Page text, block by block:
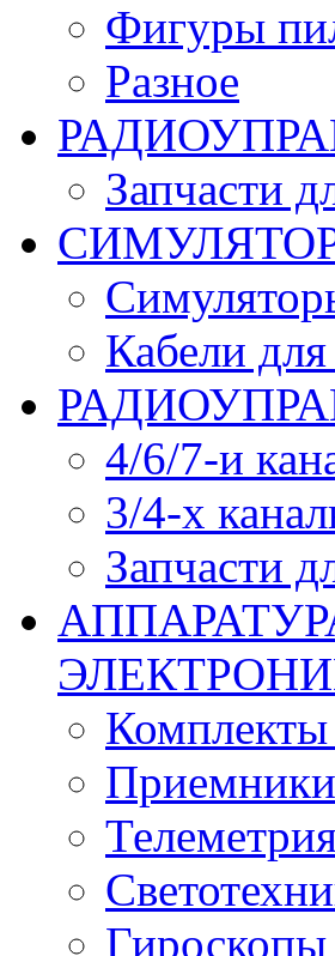
Фигуры
Разное
Запчасти
Кабели
4/6/7-и
3/4-х
Запчасти
Приемники
Гироскопы